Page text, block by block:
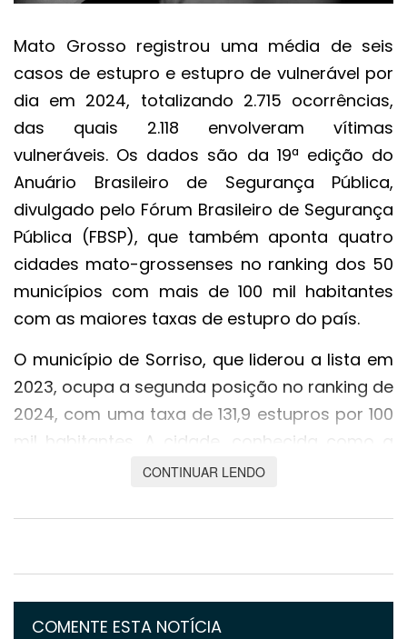
Mato Grosso registrou uma média de seis
casos de estupro e estupro de vulnerável por
dia em 2024, totalizando 2.715 ocorrências,
das quais 2.118 envolveram vítimas
vulneráveis. Os dados são da 19ª edição do
Anuário Brasileiro de Segurança Pública,
divulgado pelo Fórum Brasileiro de Segurança
Pública (FBSP), que também aponta quatro
cidades mato-grossenses no ranking dos 50
municípios com mais de 100 mil habitantes
com as maiores taxas de estupro do país.
O município de Sorriso, que liderou a lista em
2023, ocupa a segunda posição no ranking de
2024, com uma taxa de 131,9 estupros por 100
mil habitantes. A cidade, conhecida como a
Capital Nacional do Agronegócio, figura entre
de violência sexual.
saltou da 45ª posição em 2023 para a 7ª em
CONTINUAR LENDO
COMENTE ESTA NOTÍCIA